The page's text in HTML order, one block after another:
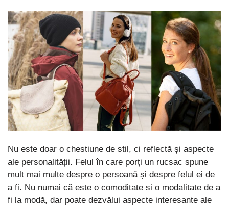
Nu este doar o chestiune de stil, ci reflectă și aspecte
ale personalității. Felul în care porți un rucsac spune
mult mai multe despre o persoană și despre felul ei de
a fi. Nu numai că este o comoditate și o modalitate de a
fi la modă, dar poate dezvălui aspecte interesante ale